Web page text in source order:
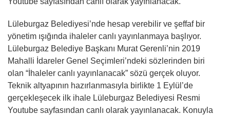
Lüleburgaz Belediyesi’nde hesap verebilir ve şeffaf bir
yönetim ışığında ihaleler canlı yayınlanmaya başlıyor.
Lüleburgaz Belediye Başkanı Murat Gerenli’nin 2019
Mahalli İdareler Genel Seçimleri’ndeki sözlerinden biri
olan “İhaleler canlı yayınlanacak” sözü gerçek oluyor.
Teknik altyapının hazırlanmasıyla birlikte 1 Eylül’de
gerçekleşecek ilk ihale Lüleburgaz Belediyesi Resmi
Youtube sayfasından canlı olarak yayınlanacak. Konuyla